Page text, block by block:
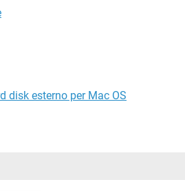
disk esterno per Mac OS